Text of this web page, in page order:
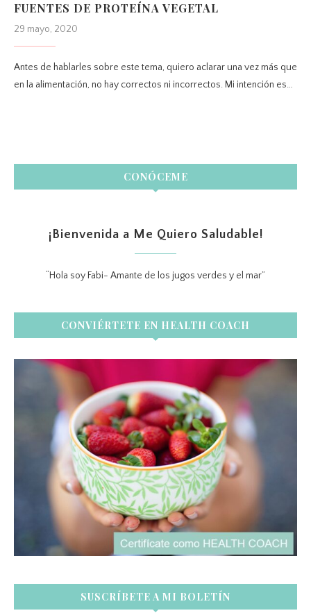
FUENTES DE PROTEÍNA VEGETAL
29 mayo, 2020
Antes de hablarles sobre este tema, quiero aclarar una vez más que
en la alimentación, no hay correctos ni incorrectos. Mi intención es…
CONÓCEME
¡Bienvenida a Me Quiero Saludable!
“Hola soy Fabi- Amante de los jugos verdes y el mar”
CONVIÉRTETE EN HEALTH COACH
SUSCRÍBETE A MI BOLETÍN